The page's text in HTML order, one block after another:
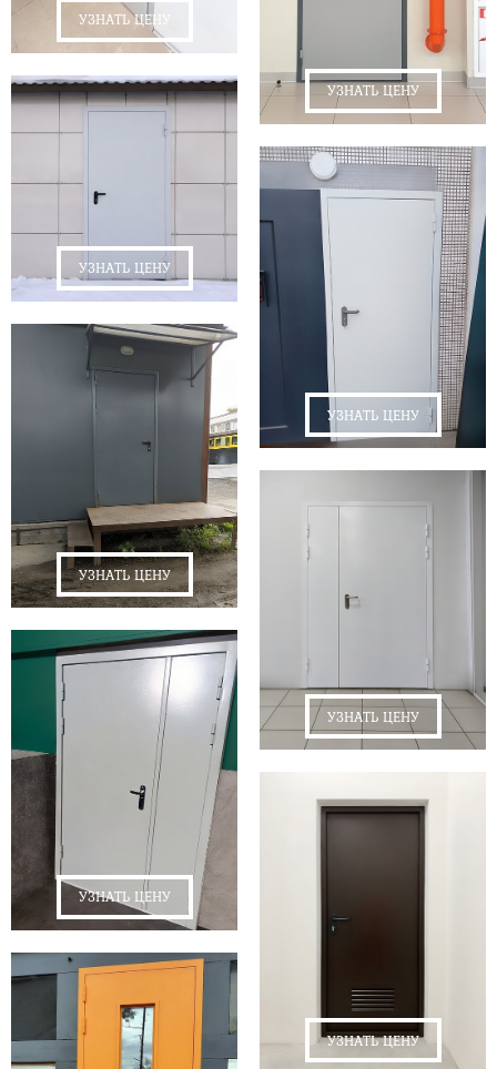
УЗНАТЬ ЦЕНУ
УЗНАТЬ ЦЕНУ
УЗНАТЬ ЦЕНУ
УЗНАТЬ ЦЕНУ
УЗНАТЬ ЦЕНУ
УЗНАТЬ ЦЕНУ
УЗНАТЬ ЦЕНУ
УЗНАТЬ ЦЕНУ